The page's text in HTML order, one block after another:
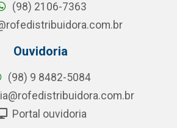
(98) 2106-7363
Ouvidoria
(98) 9 8482-5084
Portal ouvidoria